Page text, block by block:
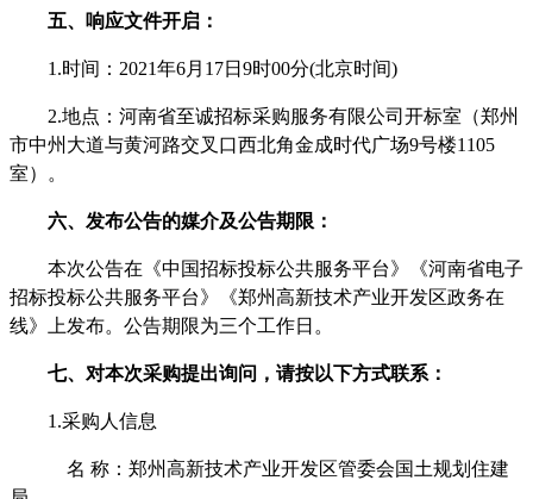
五、响应文件开启：
1.时间：2021年6月17日9时00分(北京时间)
2.地点：河南省至诚招标采购服务有限公司开标室（郑州
市中州大道与黄河路交叉口西北角金成时代广场9号楼1105
室）。
六、发布公告的媒介及公告期限：
本次公告在《中国招标投标公共服务平台》《河南省电子
招标投标公共服务平台》《郑州高新技术产业开发区政务在
线》上发布。公告期限为三个工作日。
七、 对本次采购提出询问，请按以下方式联系：
1.采购人信息
名 称：郑州高新技术产业开发区管委会国土规划住建